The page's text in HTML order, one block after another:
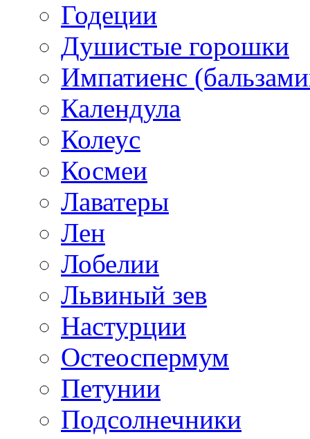
Годеции
Душистые горошки
Импатиенс
Календула
Колеус
Космеи
Лаватеры
Лен
Лобелии
Львиный зев
Настурции
Остеоспермум
Петунии
Подсолнечники